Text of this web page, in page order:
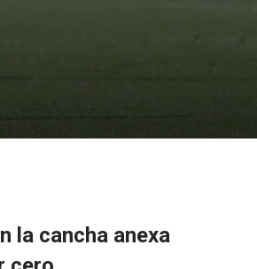
la cancha anexa